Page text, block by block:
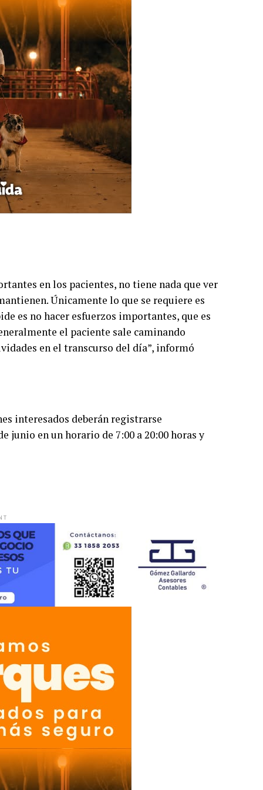
en los pacientes, no tiene nada que ver
Únicamente lo que se requiere es
es no hacer esfuerzos importantes, que es
el paciente sale caminando
en el transcurso del día”, informó
interesados deberán registrarse
en un horario de 7:00 a 20:00 horas y